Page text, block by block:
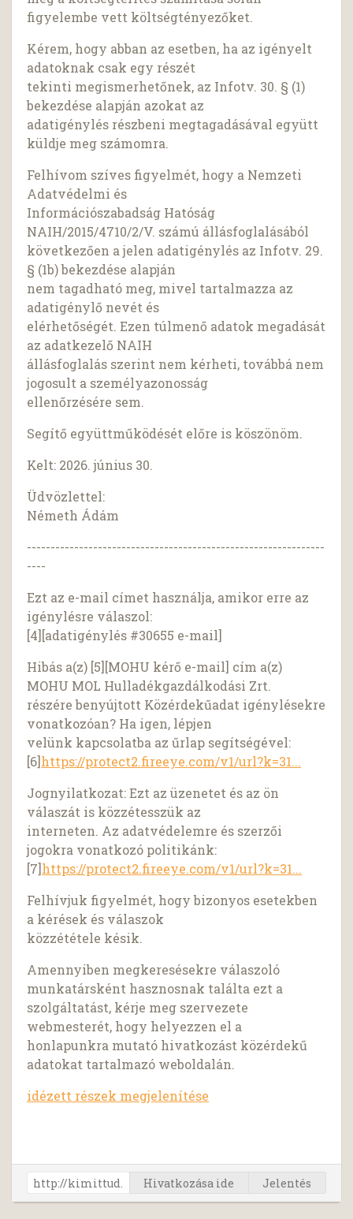
figyelembe vett költségtényezőket.
Kérem, hogy abban az esetben, ha az igényelt
adatoknak csak egy részét
tekinti megismerhetőnek, az Infotv. 30. § (1)
bekezdése alapján azokat az
adatigénylés részbeni megtagadásával együtt
küldje meg számomra.
Felhívom szíves figyelmét, hogy a Nemzeti
Adatvédelmi és
Információszabadság Hatóság
NAIH/2015/4710/2/V. számú állásfoglalásából
következően a jelen adatigénylés az Infotv. 29.
§ (1b) bekezdése alapján
nem tagadható meg, mivel tartalmazza az
adatigénylő nevét és
elérhetőségét. Ezen túlmenő adatok megadását
az adatkezelő NAIH
állásfoglalás szerint nem kérheti, továbbá nem
jogosult a személyazonosság
ellenőrzésére sem.
Segítő együttműködését előre is köszönöm.
Kelt: 2026. június 30.
Üdvözlettel:
Németh Ádám
---------------------------------------------------------------
----
Ezt az e-mail címet használja, amikor erre az
igénylésre válaszol:
[4][adatigénylés #30655 e-mail]
Hibás a(z) [5][MOHU kérő e-mail] cím a(z)
MOHU MOL Hulladékgazdálkodási Zrt.
részére benyújtott Közérdekűadat igénylésekre
vonatkozóan? Ha igen, lépjen
velünk kapcsolatba az űrlap segítségével:
[6]https://protect2.fireeye.com/v1/url?k=31...
Jognyilatkozat: Ezt az üzenetet és az ön
válaszát is közzétesszük az
interneten. Az adatvédelemre és szerzői
jogokra vonatkozó politikánk:
[7]https://protect2.fireeye.com/v1/url?k=31...
Felhívjuk figyelmét, hogy bizonyos esetekben
a kérések és válaszok
közzététele késik.
Amennyiben megkeresésekre válaszoló
munkatársként hasznosnak találta ezt a
szolgáltatást, kérje meg szervezete
webmesterét, hogy helyezzen el a
honlapunkra mutató hivatkozást közérdekű
adatokat tartalmazó weboldalán.
idézett részek megjelenítése
Hivatkozása ide Jelentés